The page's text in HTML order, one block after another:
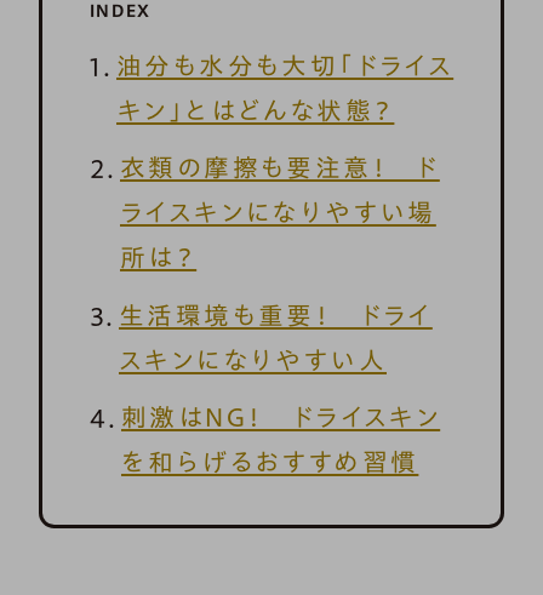
INDEX
油分も水分も大切「ドライス
キン」とはどんな状態？
衣類の摩擦も要注意！ ド
ライスキンになりやすい場
所は？
生活環境も重要！ ドライ
スキンになりやすい人
刺激はNG！ ドライスキン
を和らげるおすすめ習慣